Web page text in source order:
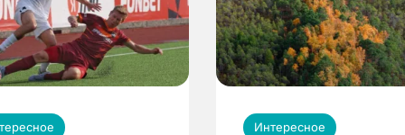
Интересное